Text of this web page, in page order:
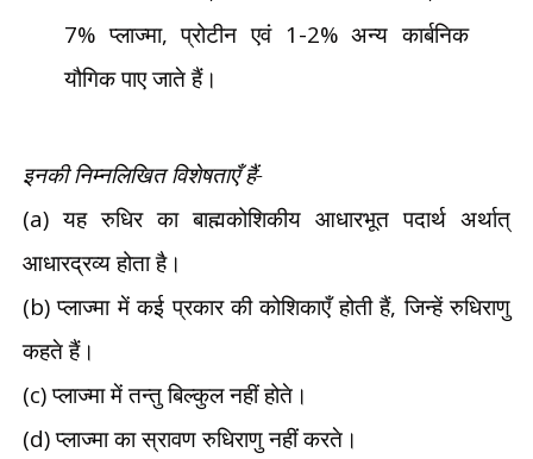
7%प्लाज्मा,प्रोटीन एवं 1-2%अन्य कार्बनिक
यौगिक पाए जाते हैं।
इनकी निम्नलिखित विशेषताएँ हैं-
(a)यह रुधिर का बाह्मकोशिकीय आधारभूत पदार्थ अर्थात्
आधारद्रव्य होता है।
(b)प्लाज्मा में कई प्रकार की कोशिकाएँ होती हैं,जिन्हें रुधिराणु
कहते हैं।
(c)प्लाज्मा में तन्तु बिल्कुल नहीं होते।
(d)प्लाज्मा का स्रावण रुधिराणु नहीं करते।